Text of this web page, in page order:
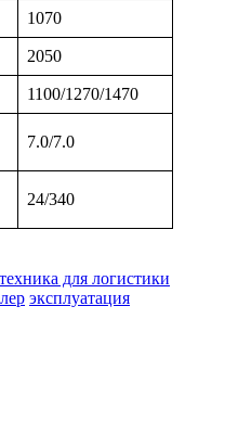
1070
2050
1100/1270/1470
7.0/7.0
24/340
техника для логистики
эксплуатация